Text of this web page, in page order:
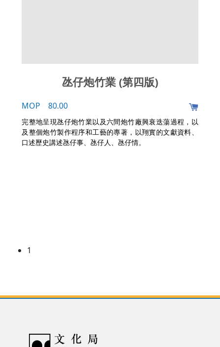
氹仔炮竹業 (第四版)
MOP 80.00
完整地呈現氹仔炮竹業以及六間炮竹廠興衰迭蕩過程，以
及整個炮竹製作程序和工藝的專著，以翔實的文獻資料、
口述歷史講述氹仔事、氹仔人、氹仔情。
1